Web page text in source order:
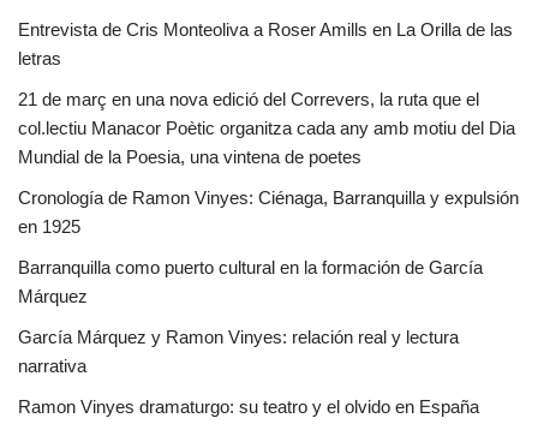
Entrevista de Cris Monteoliva a Roser Amills en La Orilla de las
letras
21 de març en una nova edició del Correvers, la ruta que el
col.lectiu Manacor Poètic organitza cada any amb motiu del Dia
Mundial de la Poesia, una vintena de poetes
Cronología de Ramon Vinyes: Ciénaga, Barranquilla y expulsión
en 1925
Barranquilla como puerto cultural en la formación de García
Márquez
García Márquez y Ramon Vinyes: relación real y lectura
narrativa
Ramon Vinyes dramaturgo: su teatro y el olvido en España